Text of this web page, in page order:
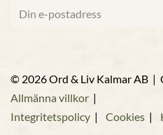
© 2026 Ord & Liv Kalmar AB |
Allmänna villkor |
Integritetspolicy | Cookies |